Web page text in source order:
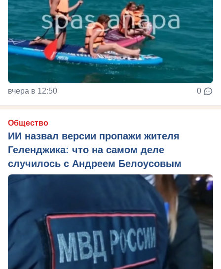
вчера в 12:50 0
Общество
ИИ назвал версии пропажи жителя
Геленджика: что на самом деле
случилось с Андреем Белоусовым